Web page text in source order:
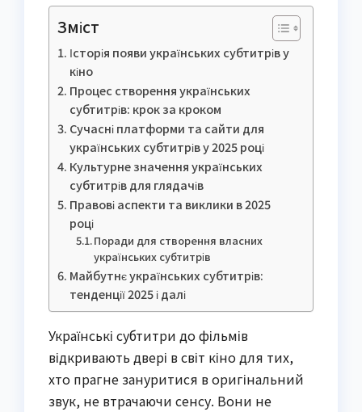
Зміст
Історія появи українських субтитрів у
кіно
Процес створення українських
субтитрів: крок за кроком
Сучасні платформи та сайти для
українських субтитрів у 2025 році
Культурне значення українських
субтитрів для глядачів
Правові аспекти та виклики в 2025
році
Поради для створення власних
українських субтитрів
Майбутнє українських субтитрів:
тенденції 2025 і далі
Українські субтитри до фільмів
відкривають двері в світ кіно для тих,
хто прагне зануритися в оригінальний
звук, не втрачаючи сенсу. Вони не